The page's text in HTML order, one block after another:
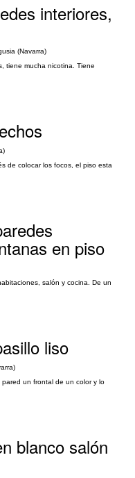
interiores,
(Navarra)
tiene mucha nicotina. Tiene
de colocar los focos, el piso esta
en piso
salón y cocina. De un
liso
un frontal de un color y lo
blanco salón